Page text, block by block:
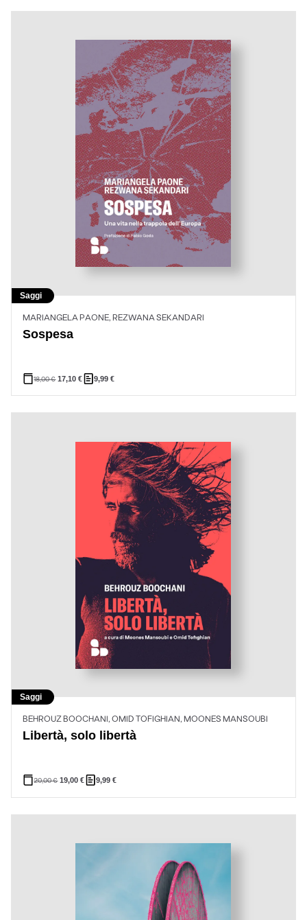
Saggi
MARIANGELA PAONE, REZWANA SEKANDARI
Sospesa
18,00€ 17,10€ 9,99 €
Saggi
BEHROUZ BOOCHANI, OMID TOFIGHIAN, MOONES MANSOUBI
Libertà, solo libertà
20,00€ 19,00€ 9,99 €